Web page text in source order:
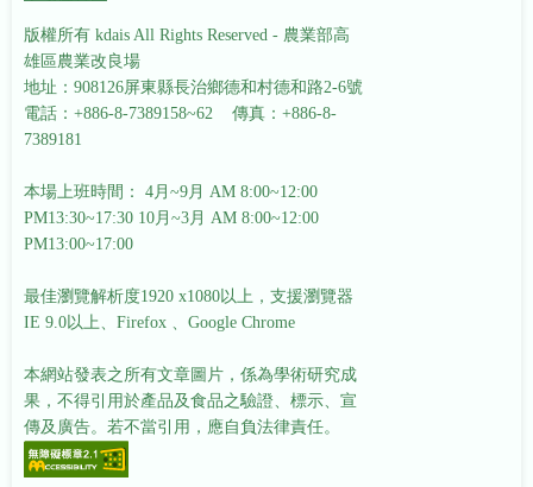
版權所有 kdais All Rights Reserved - 農業部高
雄區農業改良場
地址：908126屏東縣長治鄉德和村德和路2-6號
電話：+886-8-7389158~62 傳真：+886-8-
7389181
本場上班時間： 4月~9月 AM 8:00~12:00
PM13:30~17:30 10月~3月 AM 8:00~12:00
PM13:00~17:00
最佳瀏覽解析度1920 x1080以上，支援瀏覽器
IE 9.0以上、Firefox 、Google Chrome
本網站發表之所有文章圖片，係為學術研究成
果，不得引用於產品及食品之驗證、標示、宣
傳及廣告。若不當引用，應自負法律責任。